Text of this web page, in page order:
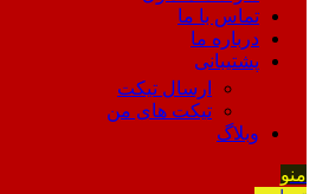
تماس با ما
درباره ما
پشتیبانی
ارسال تیکت
تیکت های من
وبلاگ
منو